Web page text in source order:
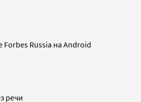
Russia на Android
речи